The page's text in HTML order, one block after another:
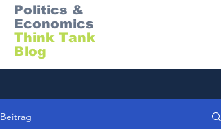
Politics &
Economics
Think Tank
Blog
Beitrag